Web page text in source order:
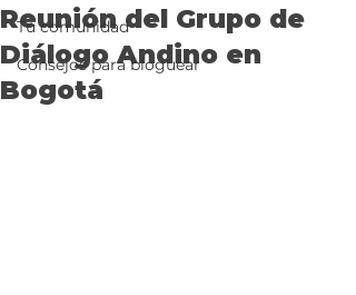
Tu comunidad
Consejos para bloguear
Reunión del Grupo de
Diálogo Andino en
Bogotá